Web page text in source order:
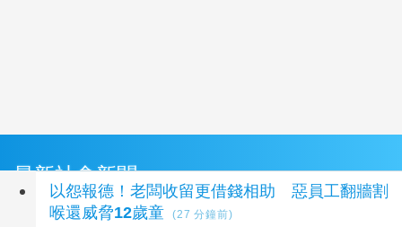
最新社會新聞
以怨報德！老闆收留更借錢相助 惡員工翻牆割
喉還威脅12歲童
(27 分鐘前)